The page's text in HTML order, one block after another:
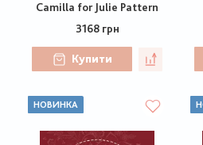
Camilla for Julie Pattern
3168 грн
Купити
НОВИНКА